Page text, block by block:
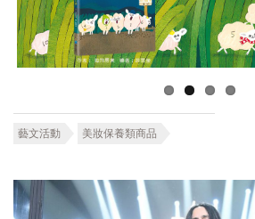
藝文活動 美妝保養類商品